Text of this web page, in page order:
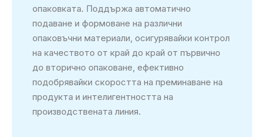
опаковката. Поддържа автоматично
подаване и формоване на различни
опаковъчни материали, осигурявайки контрол
на качеството от край до край от първично
до вторично опаковане, ефективно
подобрявайки скоростта на преминаване на
продукта и интелигентността на
производствената линия.